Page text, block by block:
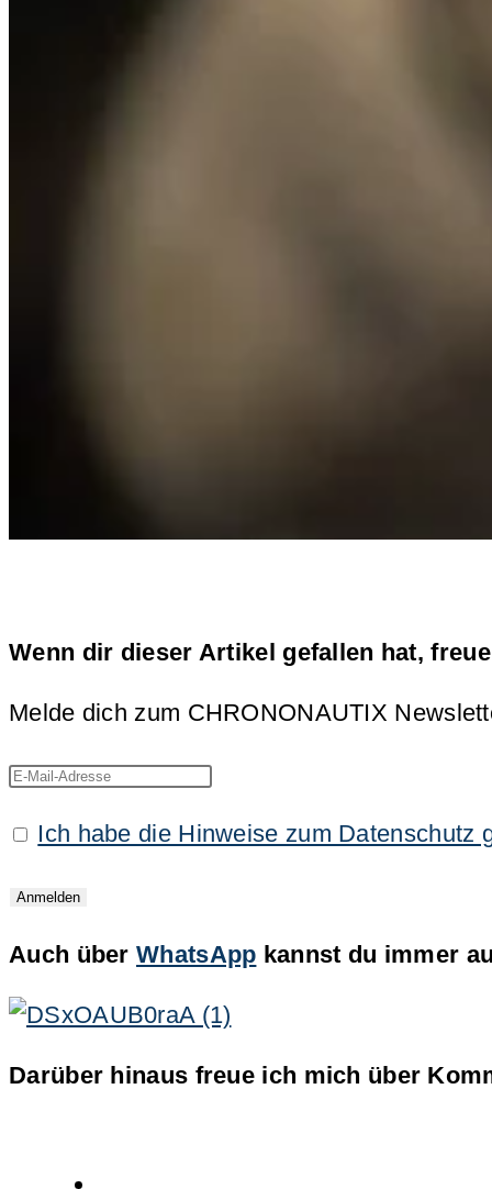
Wenn dir dieser Artikel gefallen hat,
Melde dich zum CHRONONAUTIX
Ich habe die Hinweise zum Datenschutz
Auch überWhatsApp kannst du immer
Darüber hinaus freue ich mich über